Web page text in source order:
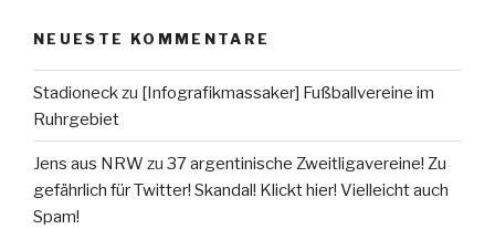
NEUESTE KOMMENTARE
Stadioneckzu [Infografikmassaker] Fußballvereine im
Ruhrgebiet
Jens aus NRW zu 37 argentinische Zweitligavereine! Zu
gefährlich für Twitter! Skandal! Klickt hier! Vielleicht auch
Spam!